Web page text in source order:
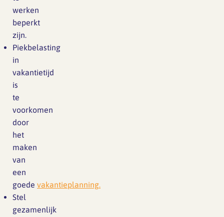
werken
beperkt
zijn.
Piekbelasting
in
vakantietijd
is
te
voorkomen
door
het
maken
van
een
goede vakantieplanning.
Stel
gezamenlijk